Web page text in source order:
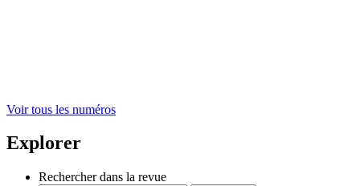
Voir tous les numéros
Explorer
Rechercher dans la revue